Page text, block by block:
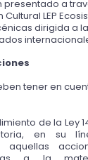
presentado a
Cultural LEP
dirigida a
tener en
de la Ley
en su
aquellas